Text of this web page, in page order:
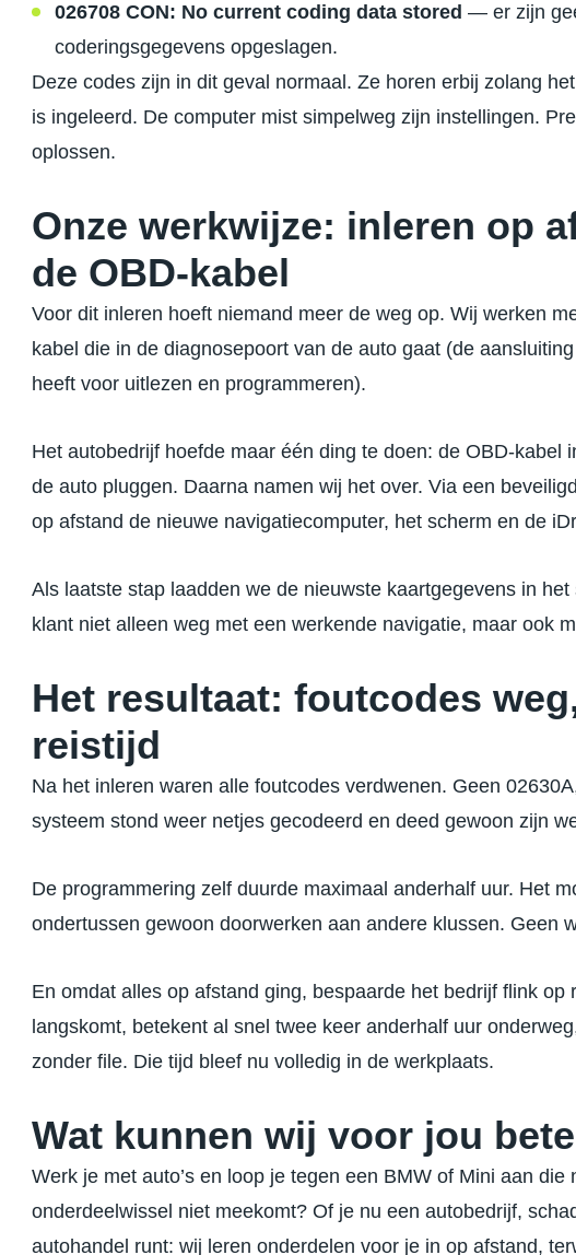
026708 CON: No current coding data stored — er zijn
coderingsgegevens opgeslagen.
Deze codes zijn in dit geval normaal. Ze horen erbij zolang
is ingeleerd. De computer mist simpelweg zijn instellingen.
oplossen.
Onze werkwijze: inleren op
de OBD-kabel
Voor dit inleren hoeft niemand meer de weg op. Wij werken
kabel die in de diagnosepoort van de auto gaat (de
heeft voor uitlezen en programmeren).
Het autobedrijf hoefde maar één ding te doen: de OBD-kabel
de auto pluggen. Daarna namen wij het over. Via een
op afstand de nieuwe navigatiecomputer, het scherm en de
Als laatste stap laadden we de nieuwste kaartgegevens in
klant niet alleen weg met een werkende navigatie, maar ook
Het resultaat: foutcodes
reistijd
Na het inleren waren alle foutcodes verdwenen. Geen
systeem stond weer netjes gecodeerd en deed gewoon zijn
De programmering zelf duurde maximaal anderhalf uur. Het
ondertussen gewoon doorwerken aan andere klussen. Geen
En omdat alles op afstand ging, bespaarde het bedrijf flink op
langskomt, betekent al snel twee keer anderhalf uur
zonder file. Die tijd bleef nu volledig in de werkplaats.
Wat kunnen wij voor jou
Werk je met auto’s en loop je tegen een BMW of Mini aan die
onderdeelwissel niet meekomt? Of je nu een autobedrijf,
autohandel runt: wij leren onderdelen voor je in op afstand,